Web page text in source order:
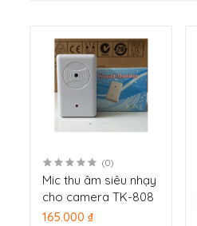
(0)
Mic thu âm siêu nhạy
cho camera TK-808
165.000 ₫